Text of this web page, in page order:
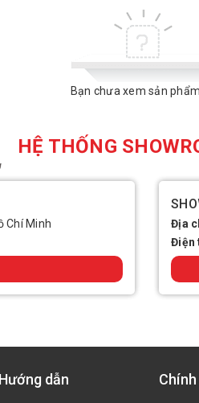
Bạn chưa xem sản
HỆ THỐNG
Chí Minh
Địa
Điện
Hướng dẫn